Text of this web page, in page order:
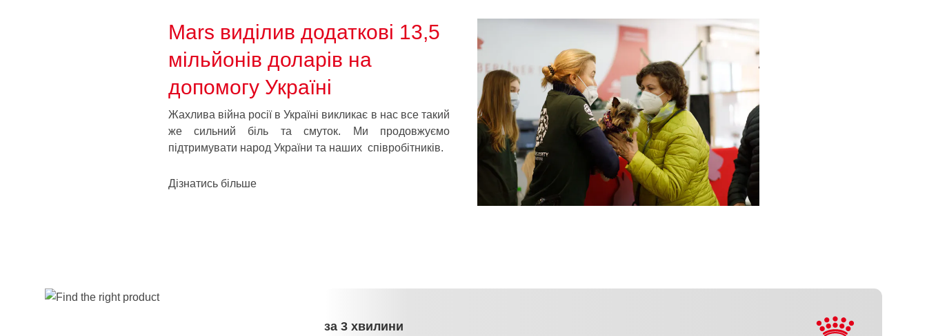
Mars виділив додаткові 13,5
мільйонів доларів на
допомогу Україні
Жахлива війна росії в Україні викликає в нас все такий
же сильний біль та смуток. Ми продовжуємо
підтримувати народ України та наших співробітників.
Дізнатись більше
за 3 хвилини